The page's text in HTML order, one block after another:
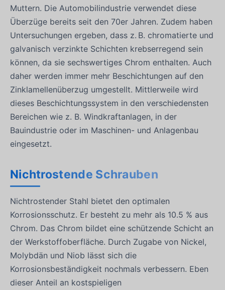
Muttern. Die Automobilindustrie verwendet diese
Überzüge bereits seit den 70er Jahren. Zudem haben
Untersuchungen ergeben, dass z. B. chromatierte und
galvanisch verzinkte Schichten krebserregend sein
können, da sie sechswertiges Chrom enthalten. Auch
daher werden immer mehr Beschichtungen auf den
Zinklamellenüberzug umgestellt. Mittlerweile wird
dieses Beschichtungssystem in den verschiedensten
Bereichen wie z. B. Windkraftanlagen, in der
Bauindustrie oder im Maschinen- und Anlagenbau
eingesetzt.
Nichtrostende Schrauben
Nichtrostender Stahl bietet den optimalen
Korrosionsschutz. Er besteht zu mehr als 10.5 % aus
Chrom. Das Chrom bildet eine schützende Schicht an
der Werkstoffoberfläche. Durch Zugabe von Nickel,
Molybdän und Niob lässt sich die
Korrosionsbeständigkeit nochmals verbessern. Eben
dieser Anteil an kostspieligen